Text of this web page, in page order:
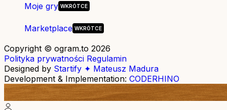
Moje gry
Marketplace
Copyright © ogram.to 2026
Polityka prywatności Regulamin
Designed by Startify ✦ Mateusz Madura
Development & Implementation: CODERHINO